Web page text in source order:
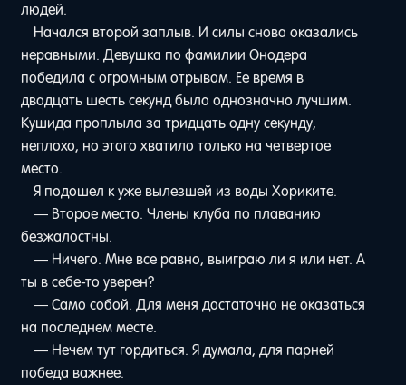
людей.
Начался второй заплыв. И силы снова оказались
неравными. Девушка по фамилии Онодера
победила с огромным отрывом. Ее время в
двадцать шесть секунд было однозначно лучшим.
Кушида проплыла за тридцать одну секунду,
неплохо, но этого хватило только на четвертое
место.
Я подошел к уже вылезшей из воды Хориките.
— Второе место. Члены клуба по плаванию
безжалостны.
— Ничего. Мне все равно, выиграю ли я или нет. А
ты в себе-то уверен?
— Само собой. Для меня достаточно не оказаться
на последнем месте.
— Нечем тут гордиться. Я думала, для парней
победа важнее.